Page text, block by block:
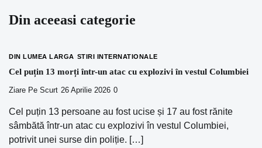
Din aceeasi categorie
DIN LUMEA LARGA STIRI INTERNATIONALE
Cel puțin 13 morți într-un atac cu explozivi în vestul Columbiei
Ziare Pe Scurt 26 Aprilie 2026 0
Cel puțin 13 persoane au fost ucise și 17 au fost rănite
sâmbătă într-un atac cu explozivi în vestul Columbiei,
potrivit unei surse din poliție. […]